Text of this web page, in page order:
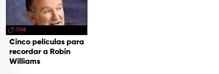
CINE
Cinco películas para
recordar a Robin
Williams